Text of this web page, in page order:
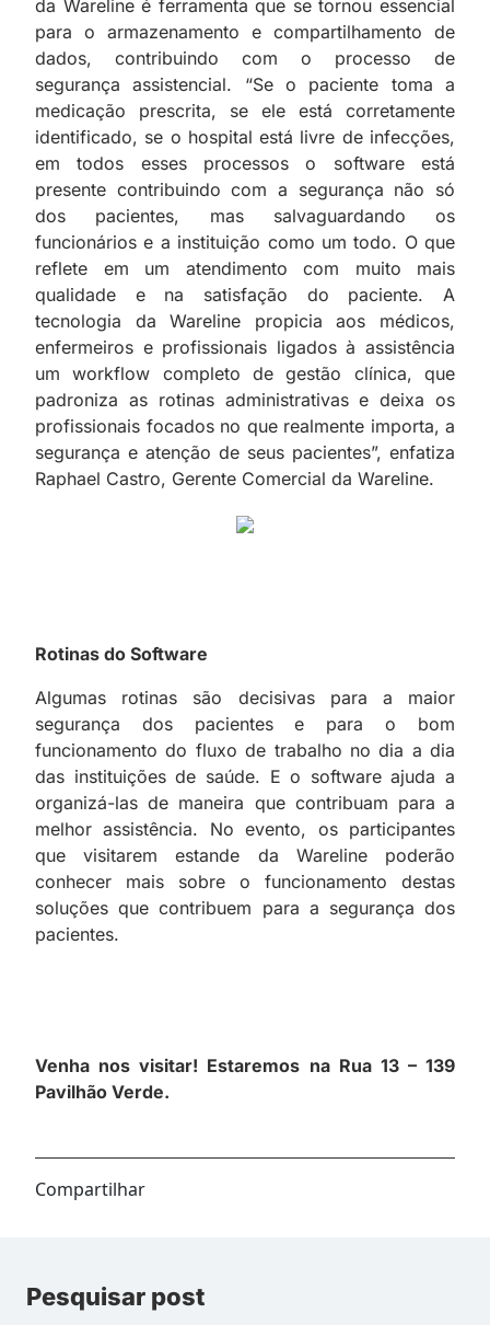
da Wareline é ferramenta que se tornou essencial
para o armazenamento e compartilhamento de
dados, contribuindo com o processo de
segurança assistencial. “Se o paciente toma a
medicação prescrita, se ele está corretamente
identificado, se o hospital está livre de infecções,
em todos esses processos o software está
presente contribuindo com a segurança não só
dos pacientes, mas salvaguardando os
funcionários e a instituição como um todo. O que
reflete em um atendimento com muito mais
qualidade e na satisfação do paciente. A
tecnologia da Wareline propicia aos médicos,
enfermeiros e profissionais ligados à assistência
um workflow completo de gestão clínica, que
padroniza as rotinas administrativas e deixa os
profissionais focados no que realmente importa, a
segurança e atenção de seus pacientes”, enfatiza
Raphael Castro, Gerente Comercial da Wareline.
Rotinas do Software
Algumas rotinas são decisivas para a maior
segurança dos pacientes e para o bom
funcionamento do fluxo de trabalho no dia a dia
das instituições de saúde. E o software ajuda a
organizá-las de maneira que contribuam para a
melhor assistência. No evento, os participantes
que visitarem estande da Wareline poderão
conhecer mais sobre o funcionamento destas
soluções que contribuem para a segurança dos
pacientes.
Venha nos visitar! Estaremos na Rua 13 – 139
Pavilhão Verde.
Compartilhar
Pesquisar post